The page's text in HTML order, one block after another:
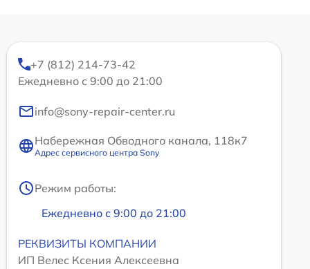
+7 (812) 214-73-42
Ежедневно с 9:00 до 21:00
info@sony-repair-center.ru
Набережная Обводного канала, 118к7
Адрес сервисного центра Sony
Режим работы:
Ежедневно с 9:00 до 21:00
РЕКВИЗИТЫ КОМПАНИИ
ИП Велес Ксения Алексеевна